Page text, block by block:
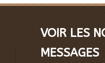
VOIR LES
MESSAGES